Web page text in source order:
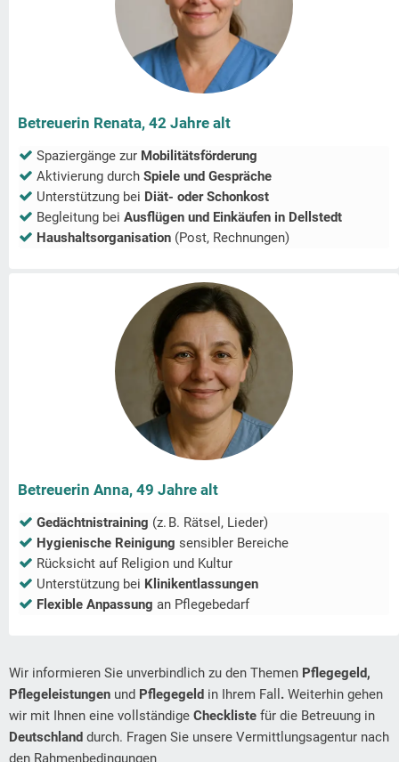
Betreuerin Renata, 42 Jahre alt
Spaziergänge zur Mobilitätsförderung
Aktivierung durch Spiele und Gespräche
Unterstützung bei Diät- oder Schonkost
Begleitung bei Ausflügen und Einkäufen in Dellstedt
Haushaltsorganisation (Post, Rechnungen)
Betreuerin Anna, 49 Jahre alt
Gedächtnistraining (z. B. Rätsel, Lieder)
Hygienische Reinigung sensibler Bereiche
Rücksicht auf Religion und Kultur
Unterstützung bei Klinikentlassungen
Flexible Anpassung an Pflegebedarf
Wir informieren Sie unverbindlich zu den Themen Pflegegeld,
Pflegeleistungen und Pflegegeld in Ihrem Fall . Weiterhin gehen
wir mit Ihnen eine vollständige Checkliste für die Betreuung in
Deutschland durch. Fragen Sie unsere Vermittlungsagentur nach
den Rahmenbedingungen